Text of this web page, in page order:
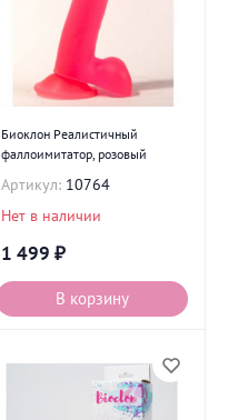
Биоклон Реалистичный
фаллоимитатор, розовый
Артикул: 10764
Нет в наличии
1 499 ₽
В корзину